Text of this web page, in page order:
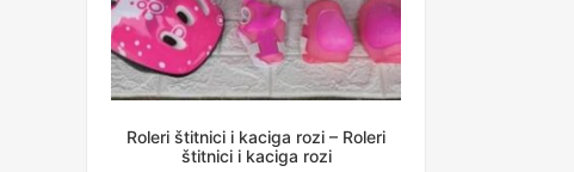
Roleri štitnici i kaciga rozi – Roleri
štitnici i kaciga rozi